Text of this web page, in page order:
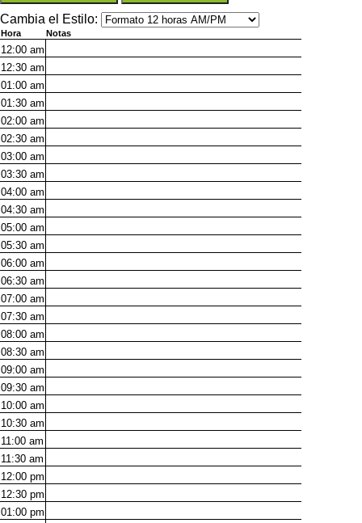
Cambia el Estilo:
Hora Notas
12:00 am
12:30 am
01:00 am
01:30 am
02:00 am
02:30 am
03:00 am
03:30 am
04:00 am
04:30 am
05:00 am
05:30 am
06:00 am
06:30 am
07:00 am
07:30 am
08:00 am
08:30 am
09:00 am
09:30 am
10:00 am
10:30 am
11:00 am
11:30 am
12:00 pm
12:30 pm
01:00 pm